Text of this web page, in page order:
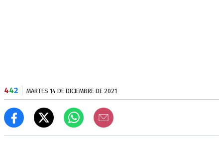
442 MARTES 14 DE DICIEMBRE DE 2021